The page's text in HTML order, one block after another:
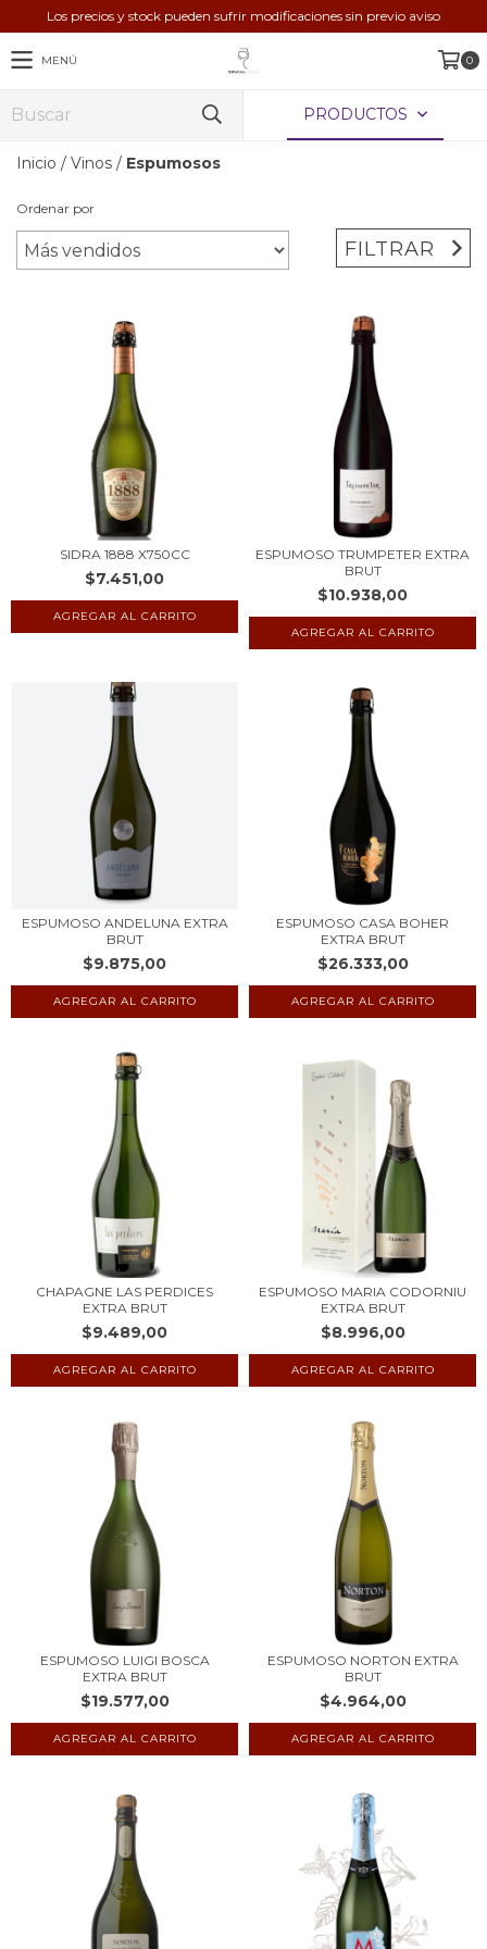
Los precios y stock pueden sufrir modificaciones sin previo aviso
MENÚ 0
PRODUCTOS
Inicio / Vinos / Espumosos
Ordenar por
FILTRAR
SIDRA 1888 X750CC
$7.451,00
ESPUMOSO TRUMPETER EXTRA
BRUT
$10.938,00
ESPUMOSO ANDELUNA EXTRA
BRUT
$9.875,00
ESPUMOSO CASA BOHER
EXTRA BRUT
$26.333,00
CHAPAGNE LAS PERDICES
EXTRA BRUT
$9.489,00
ESPUMOSO MARIA CODORNIU
EXTRA BRUT
$8.996,00
ESPUMOSO LUIGI BOSCA
EXTRA BRUT
$19.577,00
ESPUMOSO NORTON EXTRA
BRUT
$4.964,00